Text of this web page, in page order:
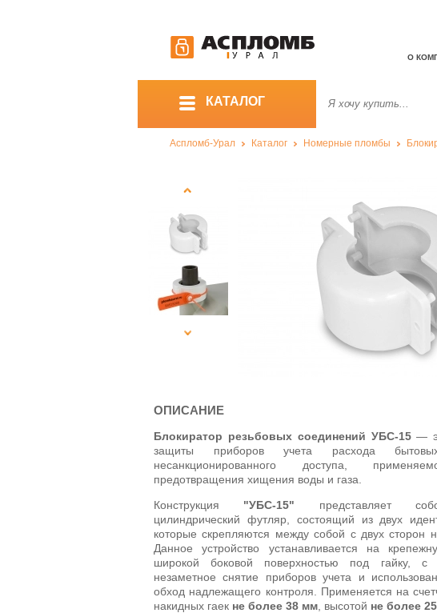
О
КАТАЛОГ
Аспломб-Урал Каталог Номерные пломбы
ОПИСАНИЕ
Блокиратор резьбовых соединений УБС-15—
защиты приборов учета расхода
несанкционированного доступа,
предотвращения хищения воды и газа.
Конструкция "УБС-15" представляет
цилиндрический футляр, состоящий из двух
которые скрепляются между собой с двух сторон
Данное устройство устанавливается на
широкой боковой поверхностью под гайку, с
незаметное снятие приборов учета и
обход надлежащего контроля. Применяется на
накидных гаек не более 38 мм , высотой не более